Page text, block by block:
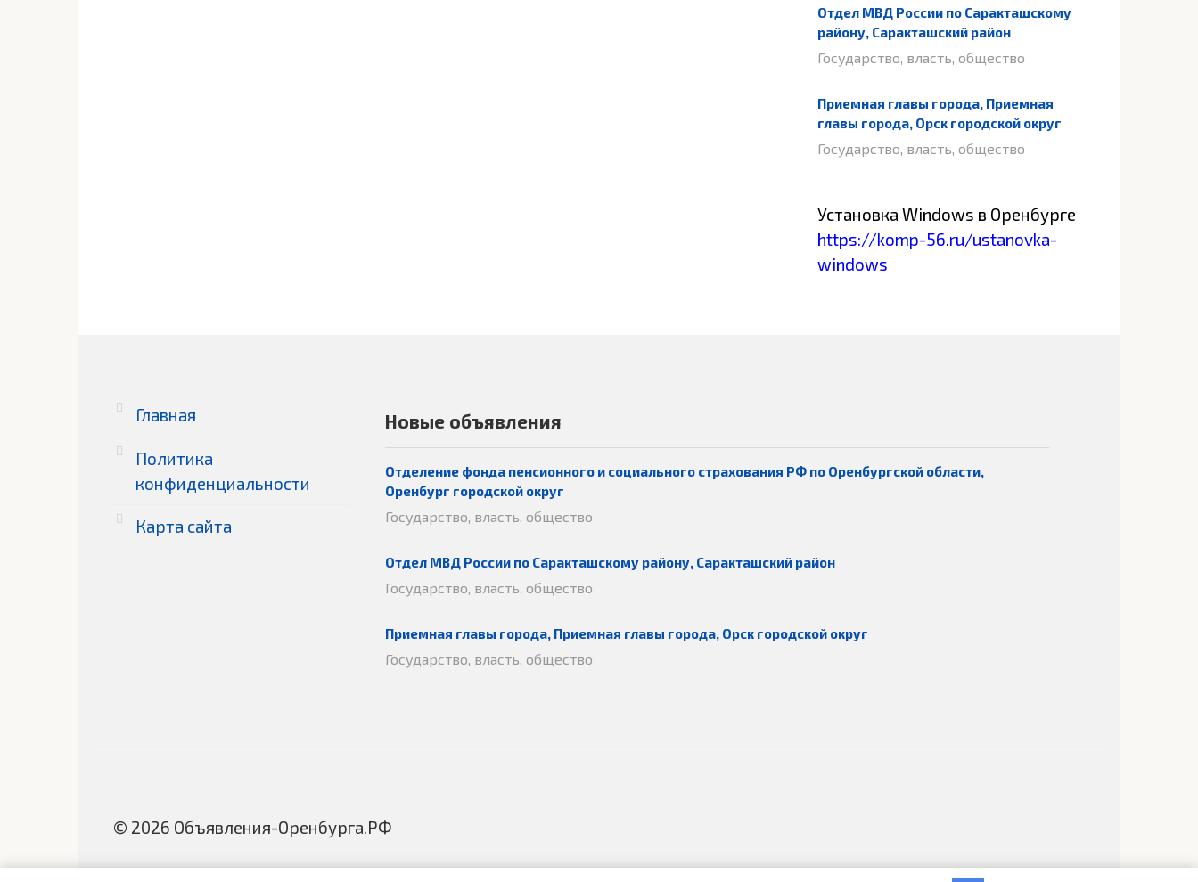
Отдел МВД России по Саракташскому
району, Саракташский район
Государство, власть, общество
Приемная главы города, Приемная
главы города, Орск городской округ
Государство, власть, общество
Установка Windows в Оренбурге
https://komp-56.ru/ustanovka-
windows
Главная
Политика
конфиденциальности
Карта сайта
Новые объявления
Отделение фонда пенсионного и социального страхования РФ по Оренбургской области,
Оренбург городской округ
Государство, власть, общество
Отдел МВД России по Саракташскому району, Саракташский район
Государство, власть, общество
Приемная главы города, Приемная главы города, Орск городской округ
Государство, власть, общество
© 2026 Объявления-Оренбурга.РФ